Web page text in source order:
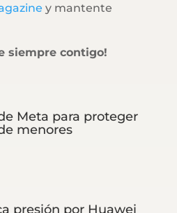
y mantente
siempre contigo!
Meta para proteger
menores
presión por Huawei